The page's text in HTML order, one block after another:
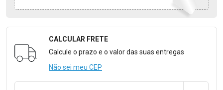
Formulário para Calcular o Frete
CALCULAR FRETE
Calcule o prazo e o valor das suas entregas
Não sei meu CEP